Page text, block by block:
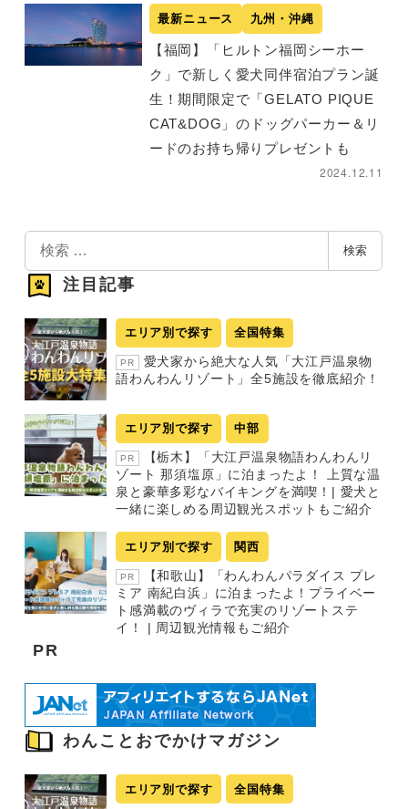
最新ニュース 九州・沖縄
【福岡】「ヒルトン福岡シーホー
ク」で新しく愛犬同伴宿泊プラン誕
生！期間限定で「GELATO PIQUE
CAT&DOG」のドッグパーカー＆リ
ードのお持ち帰りプレゼントも
2024.12.11
検
索
検索
注目記事
エリア別で探す 全国特集
PR
愛犬家から絶大な人気「大江戸温泉物
語わんわんリゾート」全5施設を徹底紹介！
エリア別で探す 中部
PR
【栃木】「大江戸温泉物語わんわんリ
ゾート 那須塩原」に泊まったよ！ 上質な温
泉と豪華多彩なバイキングを満喫！| 愛犬と
一緒に楽しめる周辺観光スポットもご紹介
エリア別で探す 関西
PR
【和歌山】「わんわんパラダイス プレ
ミア 南紀白浜」に泊まったよ！プライベー
ト感満載のヴィラで充実のリゾートステ
イ！ | 周辺観光情報もご紹介
PR
わんことおでかけマガジン
エリア別で探す 全国特集